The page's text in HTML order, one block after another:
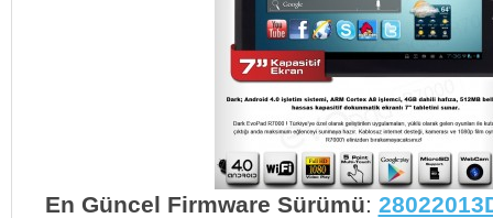
En Güncel Firmware Sürümü: